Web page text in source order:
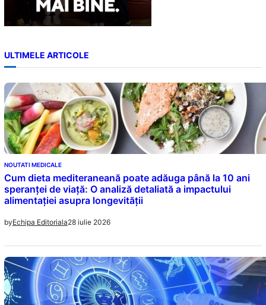
ULTIMELE ARTICOLE
NOUTATI MEDICALE
Cum dieta mediteraneană poate adăuga până la 10 ani
speranței de viață: O analiză detaliată a impactului
alimentației asupra longevității
byEchipa Editoriala28 iulie 2026